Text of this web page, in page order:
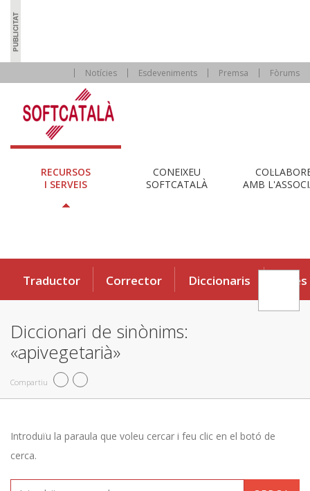
Notícies Esdeveniments Premsa Fòrums
RECURSOS
I SERVEIS
CONEIXEU
SOFTCATALÀ
AMB
Traductor Corrector Diccionaris Eines
Diccionari de sinònims:
«apivegetarià»
Compartiu
Introduïu la paraula que voleu cercar i feu clic en el botó de
cerca.